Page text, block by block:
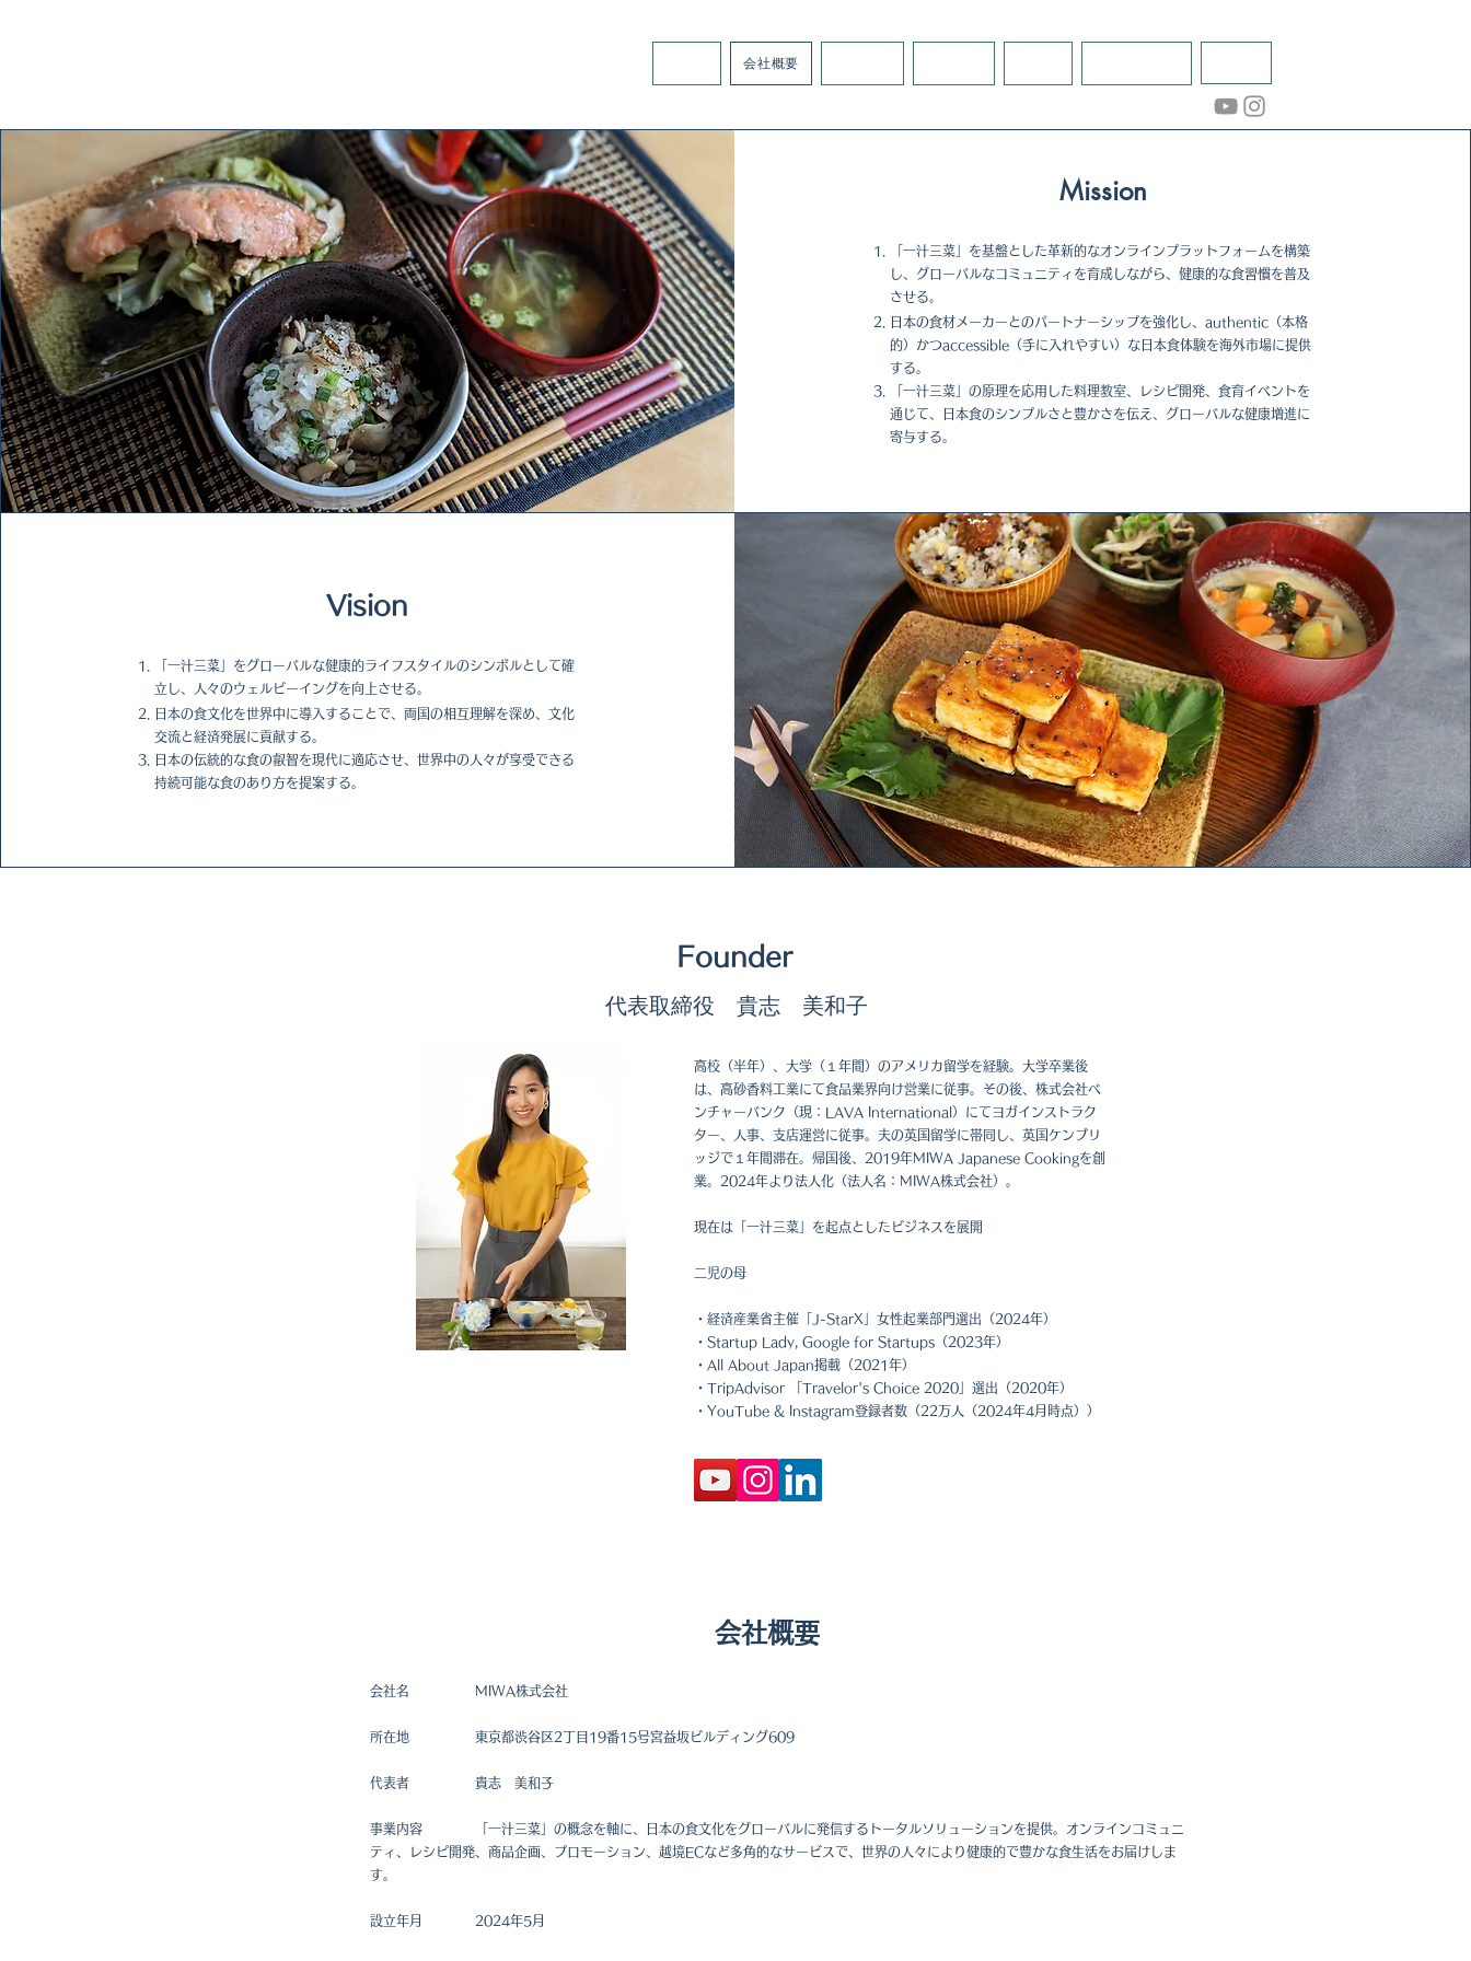
会社概要
Mission
「一汁三菜」を基盤とした革新的なオンラインプラットフォームを構築
し、グローバルなコミュニティを育成しながら、健康的な食習慣を普及
させる。
日本の食材メーカーとのパートナーシップを強化し、authentic（本格
的）かつaccessible（手に入れやすい）な日本食体験を海外市場に提供
する。
「一汁三菜」の原理を応用した料理教室、レシピ開発、食育イベントを
通じて、日本食のシンプルさと豊かさを伝え、グローバルな健康増進に
寄与する。
Vision
「一汁三菜」をグローバルな健康的ライフスタイルのシンボルとして確
立し、人々のウェルビーイングを向上させる。
日本の食文化を世界中に導入することで、両国の相互理解を深め、文化
交流と経済発展に貢献する。
日本の伝統的な食の叡智を現代に適応させ、世界中の人々が享受できる
持続可能な食のあり方を提案する。
Founder
代表取締役 ​貴志 美和子
​高校（半年）、大学（１年間）のアメリカ留学を経験。大学卒業後
は、高砂香料工業にて食品業界向け営業に従事。その後、株式会社ベ
ンチャーバンク（現：LAVA International）にてヨガインストラク
ター、人事、支店運営に従事。夫の英国留学に帯同し、英国ケンブリ
ッジで１年間滞在。帰国後、2019年MIWA Japanese Cookingを創
業。2024年より法人化（法人名：MIWA株式会社）。
現在は「一汁三菜」を起点としたビジネスを展開
二児の母
・経済産業省主催「J-StarX」女性起業部門選出（2024年）
・Startup Lady, Google for Startups（2023年）
・All About Japan掲載（2021年）
・TripAdvisor 「Travelor's Choice 2020」選出（2020年）
・YouTube & Instagram登録者数（22万人（2024年4月時点））
会社概要
会社名 MIWA株式会社
所在地 東京都渋谷区2丁目19番15号宮益坂ビルディング609
代表者 貴志 美和子
事業内容 「一汁三菜」の概念を軸に、日本の食文化をグローバルに発信するトータルソリューションを提供。オンラインコミュニ
ティ、レシピ開発、商品企画、プロモーション、越境ECなど多角的なサービスで、世界の人々により健康的で豊かな食生活をお届けしま
す。
設立年月 2024年5月